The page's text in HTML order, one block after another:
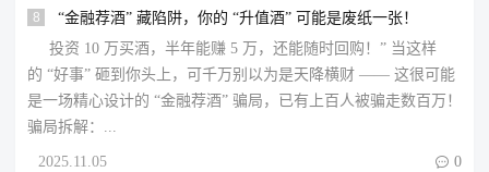
8
“金融荐酒” 藏陷阱，你的 “升值酒” 可能是废纸一张！
投资 10 万买酒，半年能赚 5 万，还能随时回购！” 当这样
的 “好事” 砸到你头上，可千万别以为是天降横财 —— 这很可能
是一场精心设计的 “金融荐酒” 骗局，已有上百人被骗走数百万！​
骗局拆解：...
2025.11.05  0